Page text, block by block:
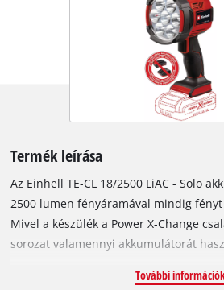
Termék leírása
Az Einhell TE-CL 18/2500 LiAC - Solo
2500 lumen fényáramával mindig
Mivel a készülék a Power X-Change
sorozat valamennyi akkumulátorát
(például pincékben, építkezéseken,
További